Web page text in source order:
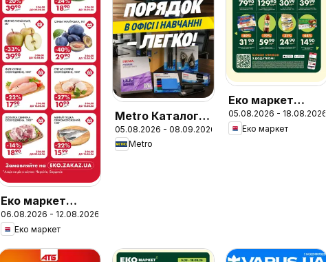
Еко маркет
Супер Акція
06.08.2026 - 12.08.2026
Еко маркет
Metro Каталог
товарів для
школи та офісу
05.08.2026 - 08.09.2026
Metro
Еко маркет
Поточний
каталог
05.08.2026 - 18.08.2026
Еко маркет